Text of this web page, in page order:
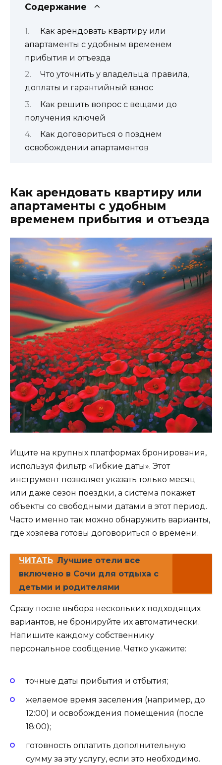
Содержание
Как арендовать квартиру или
апартаменты с удобным временем
прибытия и отъезда
Что уточнить у владельца: правила,
доплаты и гарантийный взнос
Как решить вопрос с вещами до
получения ключей
Как договориться о позднем
освобождении апартаментов
Как арендовать квартиру или
апартаменты с удобным
временем прибытия и отъезда
Ищите на крупных платформах бронирования,
используя фильтр «Гибкие даты». Этот
инструмент позволяет указать только месяц
или даже сезон поездки, а система покажет
объекты со свободными датами в этот период.
Часто именно так можно обнаружить варианты,
где хозяева готовы договориться о времени.
ЧИТАТЬ Лучшие отели все
включено в Сочи для отдыха с
детьми и родителями
Сразу после выбора нескольких подходящих
вариантов, не бронируйте их автоматически.
Напишите каждому собственнику
персональное сообщение. Четко укажите:
точные даты прибытия и отбытия;
желаемое время заселения (например, до
12:00) и освобождения помещения (после
18:00);
готовность оплатить дополнительную
сумму за эту услугу, если это необходимо.